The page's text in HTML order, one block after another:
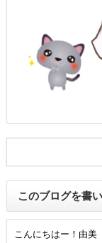
このブログを書
こんにちはー！由美